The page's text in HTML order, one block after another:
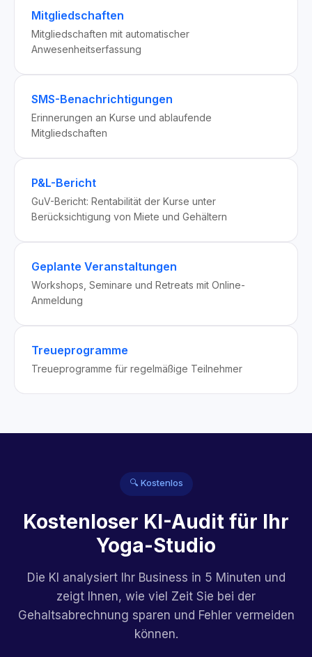
Mitgliedschaften
Mitgliedschaften mit automatischer
Anwesenheitserfassung
SMS-Benachrichtigungen
Erinnerungen an Kurse und ablaufende
Mitgliedschaften
P&L-Bericht
GuV-Bericht: Rentabilität der Kurse unter
Berücksichtigung von Miete und Gehältern
Geplante Veranstaltungen
Workshops, Seminare und Retreats mit Online-
Anmeldung
Treueprogramme
Treueprogramme für regelmäßige Teilnehmer
🔍 Kostenlos
Kostenloser KI-Audit für Ihr
Yoga-Studio
Die KI analysiert Ihr Business in 5 Minuten und
zeigt Ihnen, wie viel Zeit Sie bei der
Gehaltsabrechnung sparen und Fehler vermeiden
können.